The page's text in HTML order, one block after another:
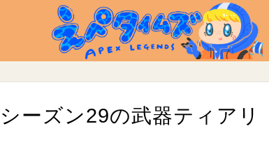
ーズン29の武器ティアリ